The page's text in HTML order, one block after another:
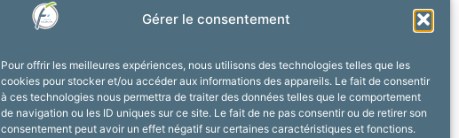
Gérer le consentement
Pour offrir les meilleures expériences, nous utilisons des technologies telles que les
cookies pour stocker et/ou accéder aux informations des appareils. Le fait de consentir
à ces technologies nous permettra de traiter des données telles que le comportement
de navigation ou les ID uniques sur ce site. Le fait de ne pas consentir ou de retirer son
consentement peut avoir un effet négatif sur certaines caractéristiques et fonctions.